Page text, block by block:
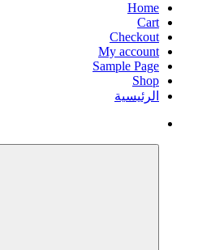
Home
Cart
Checkout
My account
Sample Page
Shop
الرئيسية